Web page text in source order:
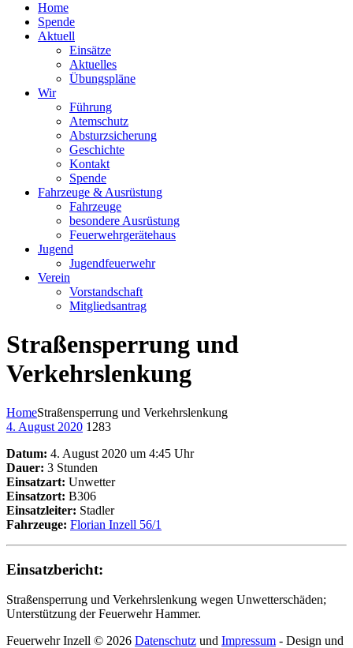
Home
Spende
Aktuell
Einsätze
Aktuelles
Übungspläne
Wir
Führung
Atemschutz
Absturzsicherung
Geschichte
Kontakt
Spende
Fahrzeuge & Ausrüstung
Fahrzeuge
besondere Ausrüstung
Feuerwehrgerätehaus
Jugend
Jugendfeuerwehr
Verein
Vorstandschaft
Mitgliedsantrag
Straßensperrung und
Verkehrslenkung
HomeStraßensperrung und Verkehrslenkung
4. August 2020 1283
Datum: 4. August 2020 um 4:45 Uhr
Dauer: 3 Stunden
Einsatzart: Unwetter
Einsatzort: B306
Einsatzleiter: Stadler
Fahrzeuge: Florian Inzell 56/1
Einsatzbericht:
Straßensperrung und Verkehrslenkung wegen Unwetterschäden;
Unterstützung der Feuerwehr Hammer.
Feuerwehr Inzell © 2026 Datenschutz und Impressum - Design und